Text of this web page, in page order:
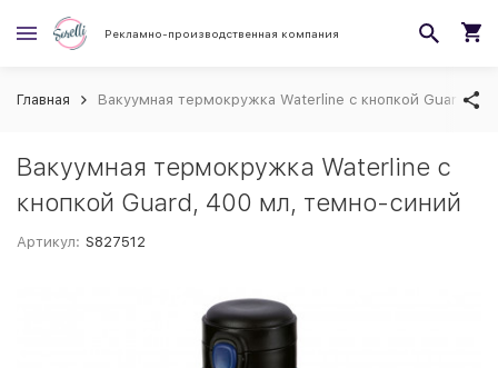
Рекламно-производственная компания
Главная Вакуумная термокружка Waterline c кнопкой Guard,
Вакуумная термокружка Waterline c
кнопкой Guard, 400 мл, темно-синий
Артикул: S827512